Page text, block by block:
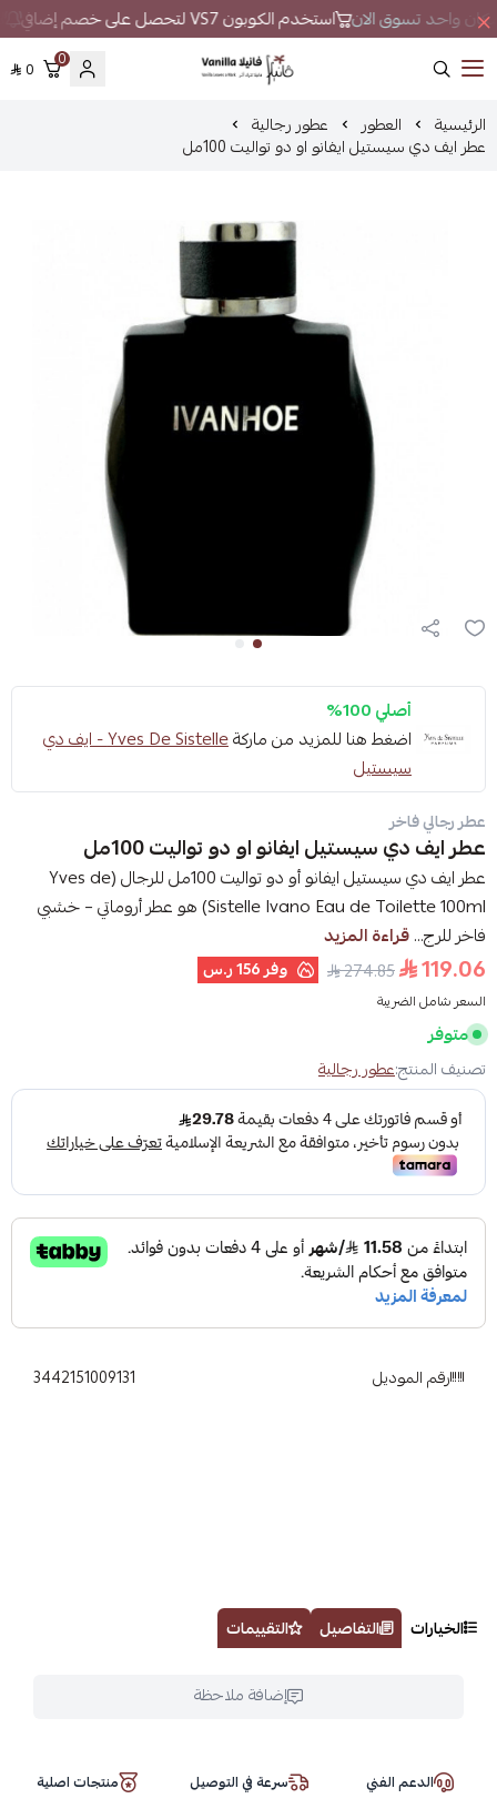
مكان واحد تسوق الان استخدم الكوبون VS7 لتحصل على خصم إضافي
فانيلا
0
0
الرئيسية العطور عطور رجالية
عطر ايف دي سيستيل ايفانو او دو تواليت 100مل
أصلي 100%
اضغط هنا للمزيد من ماركة
Yves De Sistelle - ايف دي
سيستيل
عطر رجالي فاخر
عطر ايف دي سيستيل ايفانو او دو تواليت 100مل
عطر ايف دي سيستيل ايفانو أو دو تواليت 100مل للرجال (Yves de
Sistelle Ivano Eau de Toilette 100ml) هو عطر أروماتي – خشبي
فاخر للرج...قراءة المزيد
119.06
274.85 وفر156 ر.س
السعر شامل الضريبة
متوفر
تصنيف المنتج:عطور رجالية
رقم الموديل 3442151009131
الخيارات التفاصيل التقييمات
إضافة ملاحظة
الدعم الفني سرعة في التوصيل منتجات اصلية